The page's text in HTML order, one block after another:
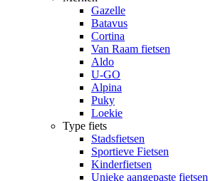
Gazelle
Batavus
Cortina
Van Raam fietsen
Aldo
U-GO
Alpina
Puky
Loekie
Type fiets
Stadsfietsen
Sportieve Fietsen
Kinderfietsen
Unieke aangepaste fietsen